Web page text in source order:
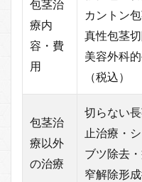
包茎治
療内
容・費
用
カントン
真性包茎
美容外科
（税込）
包茎治
療以外
の治療
切らない
止治療・
ブツ除去
窄解除形